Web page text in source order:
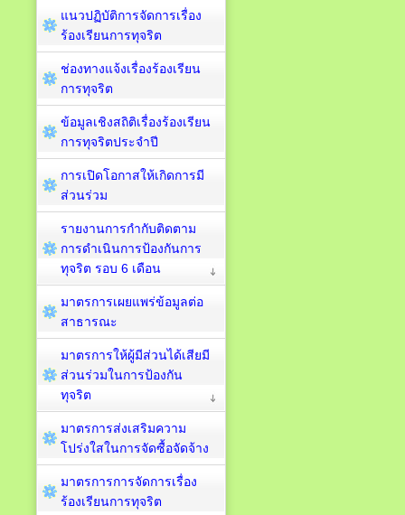
แนวปฏิบัติการจัดการเรื่อง
ร้องเรียนการทุจริต
ช่องทางแจ้งเรื่องร้องเรียน
การทุจริต
ข้อมูลเชิงสถิติเรื่องร้องเรียน
การทุจริตประจำปี
การเปิดโอกาสให้เกิดการมี
ส่วนร่วม
รายงานการกำกับติดตาม
การดำเนินการป้องกันการ
ทุจริต รอบ 6 เดือน
มาตรการเผยแพร่ข้อมูลต่อ
สาธารณะ
มาตรการให้ผู้มีส่วนได้เสียมี
ส่วนร่วมในการป้องกัน
ทุจริต
มาตรการส่งเสริมความ
โปร่งใสในการจัดซื้อจัดจ้าง
มาตรการการจัดการเรื่อง
ร้องเรียนการทุจริต